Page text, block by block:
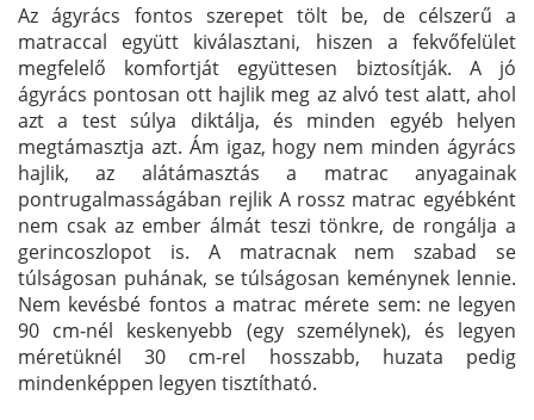
Az ágyrács fontos szerepet tölt be, de célszerű a
matraccal együtt kiválasztani, hiszen a fekvőfelület
megfelelő komfortját együttesen biztosítják. A jó
ágyrács pontosan ott hajlik meg az alvó test alatt, ahol
azt a test súlya diktálja, és minden egyéb helyen
megtámasztja azt. Ám igaz, hogy nem minden ágyrács
hajlik, az alátámasztás a matrac anyagainak
pontrugalmasságában rejlik A rossz matrac egyébként
nem csak az ember álmát teszi tönkre, de rongálja a
gerincoszlopot is. A matracnak nem szabad se
túlságosan puhának, se túlságosan keménynek lennie.
Nem kevésbé fontos a matrac mérete sem: ne legyen
90 cm-nél keskenyebb (egy személynek), és legyen
méretüknél 30 cm-rel hosszabb, huzata pedig
mindenképpen legyen tisztítható.